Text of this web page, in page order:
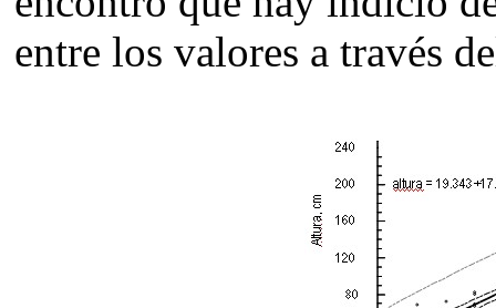
entre los valores a través